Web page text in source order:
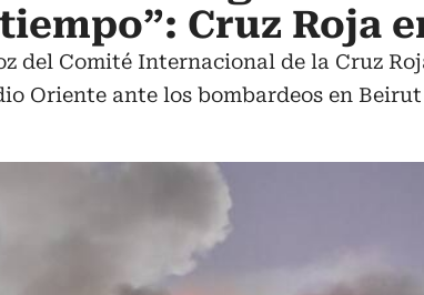
Cruz Roja
del Comité Internacional de la Cruz
Oriente ante los bombardeos en